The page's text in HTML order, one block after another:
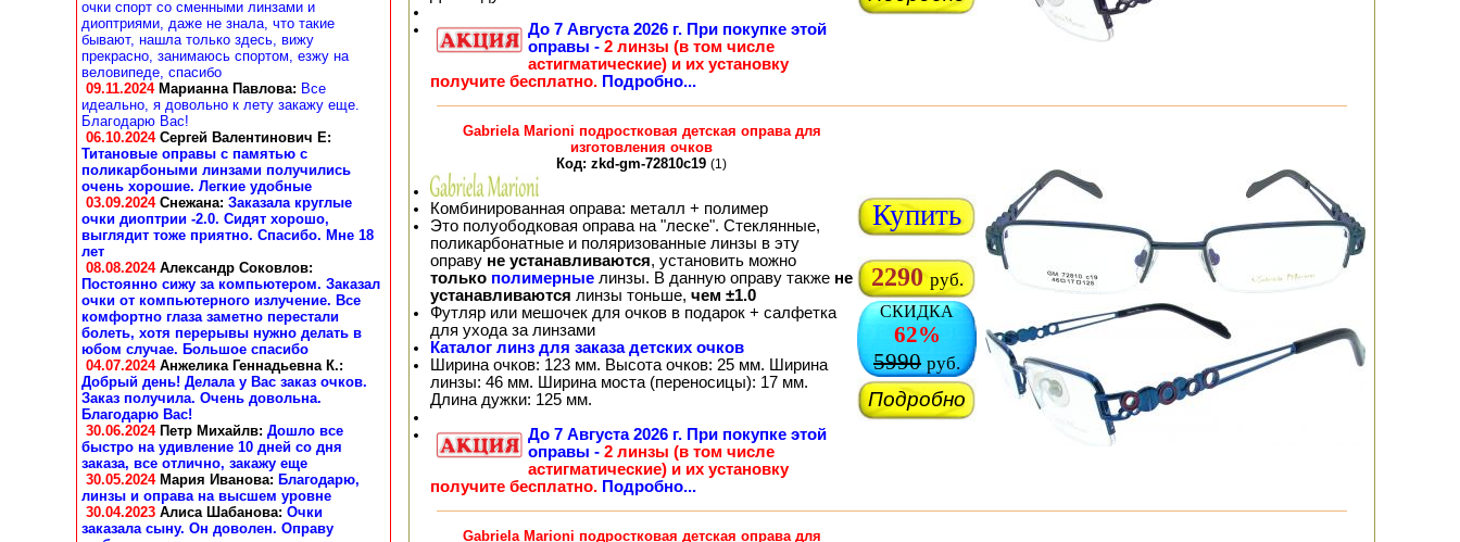
очки спорт со сменными линзами и
диоптриями, даже не знала, что такие
бывают, нашла только здесь, вижу
прекрасно, занимаюсь спортом, езжу на
веловипеде, спасибо
09.11.2024 Марианна Павлова: Все
идеально, я довольно к лету закажу еще.
Благодарю Вас!
06.10.2024 Сергей Валентинович Е:
Титановые оправы с памятью с
поликарбоными линзами получились
очень хорошие. Легкие удобные
03.09.2024 Снежана: Заказала круглые
очки диоптрии -2.0. Сидят хорошо,
выглядит тоже приятно. Спасибо. Мне 18
лет
08.08.2024 Александр Соковлов:
Постоянно сижу за компьютером. Заказал
очки от компьютерного излучение. Все
комфортно глаза заметно перестали
болеть, хотя перерывы нужно делать в
юбом случае. Большое спасибо
04.07.2024 Анжелика Геннадьевна К.:
Добрый день! Делала у Вас заказ очков.
Заказ получила. Очень довольна.
Благодарю Вас!
30.06.2024 Петр Михайлв: Дошло все
быстро на удивление 10 дней со дня
заказа, все отлично, закажу еще
30.05.2024 Мария Иванова: Благодарю,
линзы и оправа на высшем уровне
30.04.2023 Алиса Шабанова: Очки
заказала сыну. Он доволен. Оправу
До 7 Августа 2026 г. При покупке этой
оправы - 2 линзы (в том числе
астигматические) и их установку
получите бесплатно. Подробно...
Gabriela Marioni подростковая детская оправа для
изготовления очков
Код: zkd-gm-72810c19 (1)
Комбинированная оправа: металл + полимер
Это полуободковая оправа на "леске". Стеклянные,
поликарбонатные и поляризованные линзы в эту
оправу не устанавливаются, установить можно
только полимерные линзы. В данную оправу также не
устанавливаются линзы тоньше, чем ±1.0
Футляр или мешочек для очков в подарок + салфетка
для ухода за линзами
Каталог линз для заказа детских очков
Ширина очков: 123 мм. Высота очков: 25 мм. Ширина
линзы: 46 мм. Ширина моста (переносицы): 17 мм.
Длина дужки: 125 мм.
До 7 Августа 2026 г. При покупке этой
оправы - 2 линзы (в том числе
астигматические) и их установку
получите бесплатно. Подробно...
Купить
2290 руб.
СКИДКА
62%
5990 руб.
Подробно
Gabriela Marioni подростковая детская оправа для